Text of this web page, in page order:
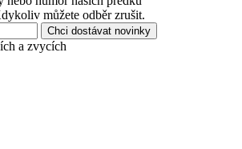
můžete odběr zrušit.
Chci dostávat novinky
a zvycích